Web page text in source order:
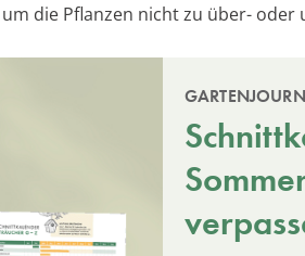
die Pflanzen nicht zu über- oder